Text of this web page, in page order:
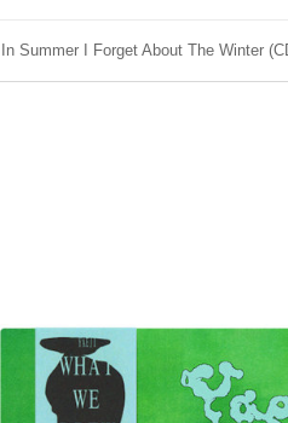
Summer I Forget About The Winter